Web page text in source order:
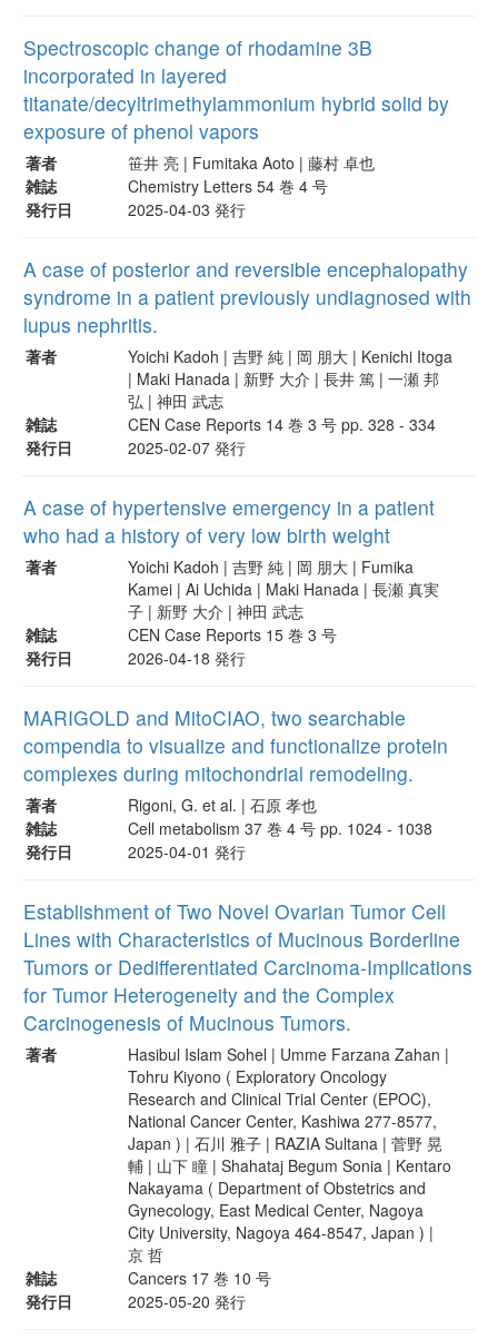
Spectroscopic change of rhodamine 3B
incorporated in layered
titanate/decyltrimethylammonium hybrid solid by
exposure of phenol vapors
著者
笹井 亮 | Fumitaka Aoto | 藤村 卓也
雑誌
Chemistry Letters 54 巻 4 号
発行日
2025-04-03 発行
A case of posterior and reversible encephalopathy
syndrome in a patient previously undiagnosed with
lupus nephritis.
著者
Yoichi Kadoh | 吉野 純 | 岡 朋大 | Kenichi Itoga
| Maki Hanada | 新野 大介 | 長井 篤 | 一瀬 邦
弘 | 神田 武志
雑誌
CEN Case Reports 14 巻 3 号 pp. 328 - 334
発行日
2025-02-07 発行
A case of hypertensive emergency in a patient
who had a history of very low birth weight
著者
Yoichi Kadoh | 吉野 純 | 岡 朋大 | Fumika
Kamei | Ai Uchida | Maki Hanada | 長瀬 真実
子 | 新野 大介 | 神田 武志
雑誌
CEN Case Reports 15 巻 3 号
発行日
2026-04-18 発行
MARIGOLD and MitoCIAO, two searchable
compendia to visualize and functionalize protein
complexes during mitochondrial remodeling.
著者
Rigoni, G. et al. | 石原 孝也
雑誌
Cell metabolism 37 巻 4 号 pp. 1024 - 1038
発行日
2025-04-01 発行
Establishment of Two Novel Ovarian Tumor Cell
Lines with Characteristics of Mucinous Borderline
Tumors or Dedifferentiated Carcinoma-Implications
for Tumor Heterogeneity and the Complex
Carcinogenesis of Mucinous Tumors.
著者
Hasibul Islam Sohel | Umme Farzana Zahan |
Tohru Kiyono ( Exploratory Oncology
Research and Clinical Trial Center (EPOC),
National Cancer Center, Kashiwa 277-8577,
Japan ) | 石川 雅子 | RAZIA Sultana | 菅野 晃
輔 | 山下 瞳 | Shahataj Begum Sonia | Kentaro
Nakayama ( Department of Obstetrics and
Gynecology, East Medical Center, Nagoya
City University, Nagoya 464-8547, Japan ) |
京 哲
雑誌
Cancers 17 巻 10 号
発行日
2025-05-20 発行